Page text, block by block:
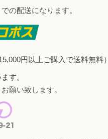
の配送になります。
円以上ご購入で送料無料）
す。
願い致します。